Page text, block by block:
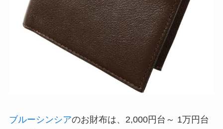
ブルーシンシアのお財布は、2,000円台～ 1万円台